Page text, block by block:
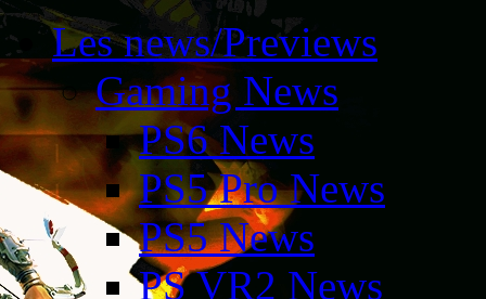
Les news/Previews
Gaming News
PS6 News
PS5 Pro News
PS5 News
PS VR2 News